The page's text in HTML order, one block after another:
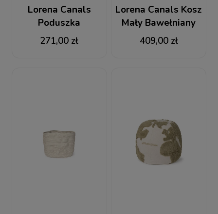
Lorena Canals
Poduszka
Bawełniana
kwadratowa
271,00 zł
Lorena Canals Kosz
Mały Bawełniany
Stonewashed Wide
Soil Brown
409,00 zł